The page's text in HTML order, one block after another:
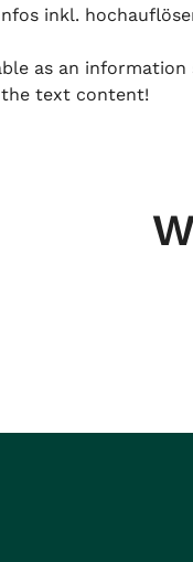
inkl.
as an
text content!